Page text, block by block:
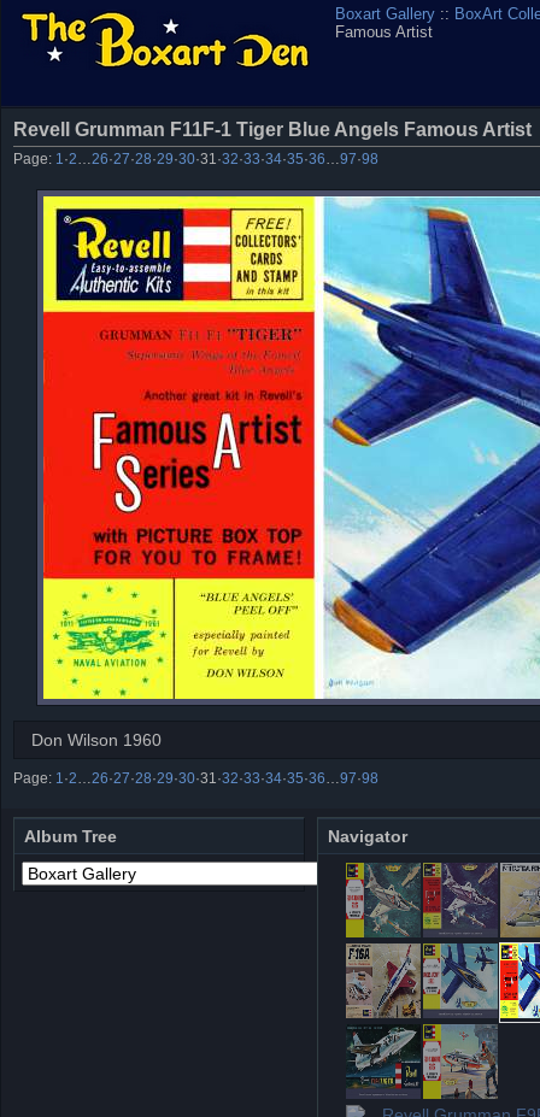
Boxart Gallery :: BoxArt
Famous Artist
Revell Grumman F11F-1 Tiger Blue Angels Famous Artist
Page: 1 ·2 26·27·28·29·30·31 ·32·33·34·35·36 97·98
Don Wilson 1960
Page: 1 ·2 26·27·28·29·30·31 ·32·33·34·35·36 97·98
Album Tree Navigator